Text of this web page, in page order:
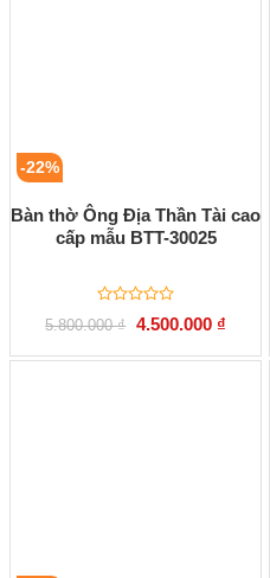
-22%
Bàn thờ Ông Địa Thần Tài cao
cấp mẫu BTT-30025
Được
xếp
0
5.800.000₫ Giá
gốc
là:
5.800.000 ₫.
4.500.000 ₫Giá
tại
là: